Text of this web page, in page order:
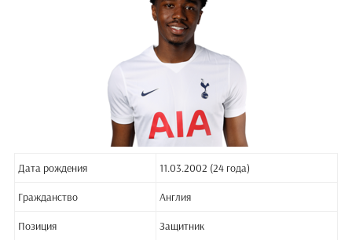
Дата рождения 11.03.2002 (24 года)
Гражданство Англия
Позиция Защитник